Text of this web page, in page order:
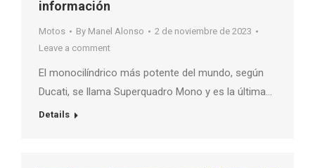
información
Motos By Manel Alonso
2 de noviembre de 2023
Leave a comment
El monocilíndrico más potente del mundo, según
Ducati, se llama Superquadro Mono y es la última…
Details